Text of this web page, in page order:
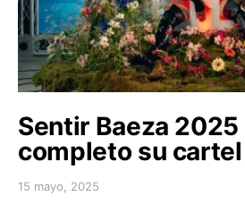
Sentir Baeza
completo su cartel
Posted on
15 mayo, 2025